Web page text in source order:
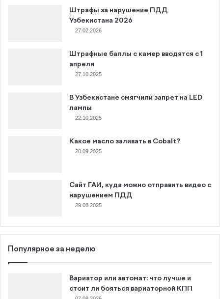
Штрафы за нарушение ПДД
Узбекистана 2026
27.02.2026
Штрафные баллы с камер вводятся с 1
апреля
27.10.2025
В Узбекистане смягчили запрет на LED
лампы
22.10.2025
Какое масло заливать в Cobalt?
20.09.2025
Сайт ГАИ, куда можно отправить видео с
нарушением ПДД
29.08.2025
Популярное за неделю
Вариатор или автомат: что лучше и
стоит ли бояться вариаторной КПП